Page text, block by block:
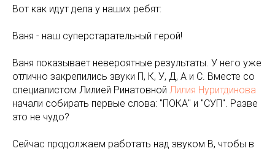
Вот как идут дела у наших ребят:
Ваня - наш суперстарательный герой!
Ваня показывает невероятные результаты. У него уже
отлично закрепились звуки П, К, У, Д, А и С. Вместе со
специалистом Лилией Ринатовной Лилия Нуритдинова
начали собирать первые слова: "ПОКА" и "СУП". Разве
это не чудо?
Сейчас продолжаем работать над звуком В, чтобы в